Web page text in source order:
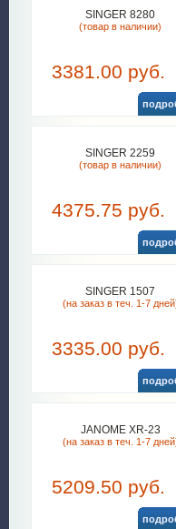
SINGER 8280
(товар в наличии)
3381.00 руб.
SINGER 2259
(товар в наличии)
4375.75 руб.
SINGER 1507
(на заказ в теч. 1-7
3335.00 руб.
JANOME XR-23
(на заказ в теч. 1-7
5209.50 руб.